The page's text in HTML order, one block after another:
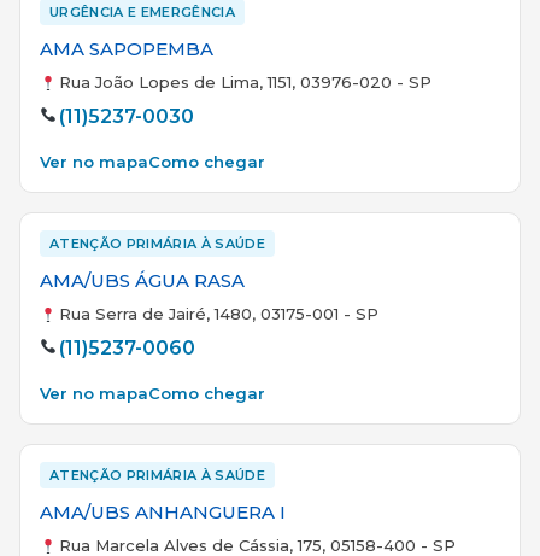
URGÊNCIA E EMERGÊNCIA
AMA SAPOPEMBA
Rua João Lopes de Lima, 1151, 03976-020 - SP
(11)5237-0030
Ver no mapaComo chegar
ATENÇÃO PRIMÁRIA À SAÚDE
AMA/UBS ÁGUA RASA
Rua Serra de Jairé, 1480, 03175-001 - SP
(11)5237-0060
Ver no mapaComo chegar
ATENÇÃO PRIMÁRIA À SAÚDE
AMA/UBS ANHANGUERA I
Rua Marcela Alves de Cássia, 175, 05158-400 - SP